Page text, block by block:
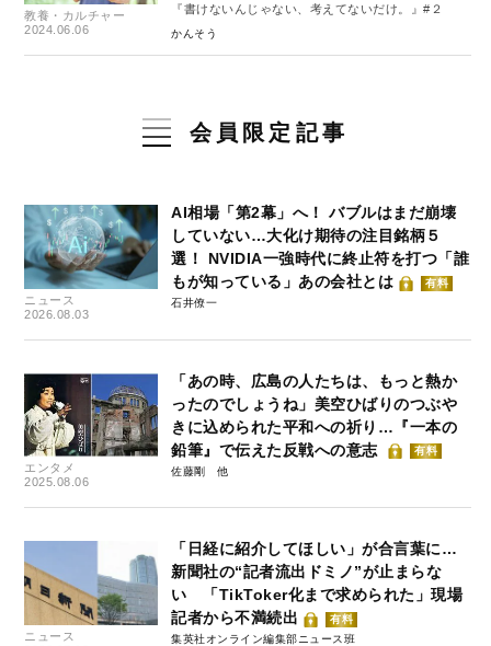
教養・カルチャー
2024.06.06
『書けないんじゃない、考えてないだけ。』#２
かんそう
会員限定記事
ニュース
2026.08.03
AI相場「第2幕」へ！ バブルはまだ崩壊
していない…大化け期待の注目銘柄５
選！ NVIDIA一強時代に終止符を打つ「誰
もが知っている」あの会社とは
有料
石井僚一
エンタメ
2025.08.06
「あの時、広島の人たちは、もっと熱か
ったのでしょうね」美空ひばりのつぶや
きに込められた平和への祈り…『一本の
鉛筆』で伝えた反戦への意志
有料
佐藤剛
ニュース
「日経に紹介してほしい」が合言葉に…
新聞社の“記者流出ドミノ”が止まらな
い 「TikToker化まで求められた」現場
記者から不満続出
有料
集英社オンライン編集部ニュース班